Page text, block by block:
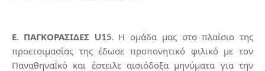
Ε. ΠΑΓΚΟΡΑΣΙΔΕΣ U15. Η ομάδα μας στο πλαίσιο της
προετοιμασίας της έδωσε προπονητικό φιλικό με τον
ΠαναθηναΪκό και έστειλε αισιόδοξα μηνύματα για την